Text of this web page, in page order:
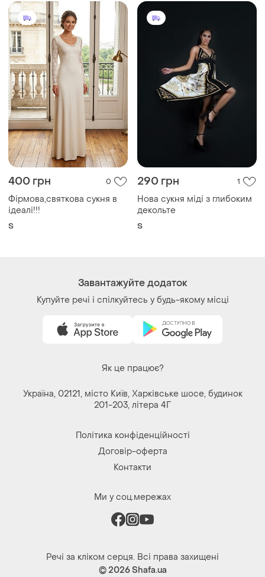
400 грн 0
Фірмова,святкова сукня в
ідеалі!!!
S
290 грн 1
Нова сукня міді з глибоким
декольте
S
Завантажуйте додаток
Купуйте речі і спілкуйтесь у будь-якому місці
Як це працює?
Україна, 02121, місто Київ, Харківське шосе, будинок
201-203, літера 4Г
Політика конфіденційності
Договір-оферта
Контакти
Ми у соц.мережах
Речі за кліком серця. Всі права захищені
© 2026Shafa.ua